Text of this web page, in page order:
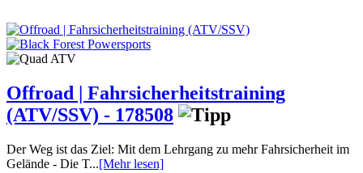
Offroad | Fahrsicherheitstraining
(ATV/SSV) - 178508
Der Weg ist das Ziel: Mit dem Lehrgang zu mehr Fahrsicherheit im
Gelände - Die T...[Mehr lesen]